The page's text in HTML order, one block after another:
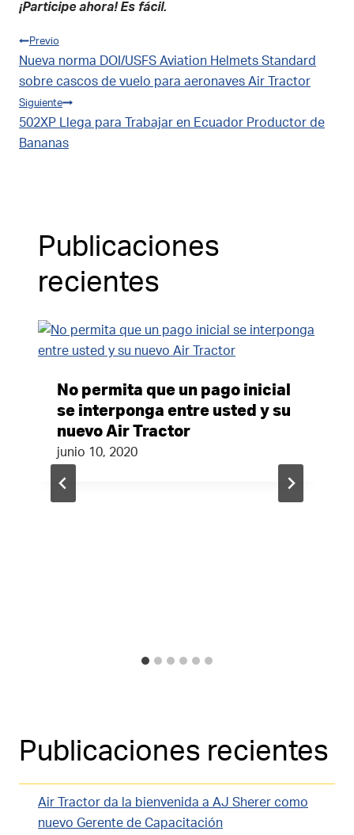
¡Participe ahora! Es fácil.
Navegación
de
entradas
Previo
Nueva norma DOI/USFS Aviation Helmets Standard
sobre cascos de vuelo para aeronaves Air Tractor
Siguiente
502XP Llega para Trabajar en Ecuador Productor de
Bananas
Publicaciones
recientes
No permita que un pago inicial
se interponga entre usted y su
nuevo Air Tractor
junio 10, 2020
Publicaciones recientes
Air Tractor da la bienvenida a AJ Sherer como
nuevo Gerente de Capacitación